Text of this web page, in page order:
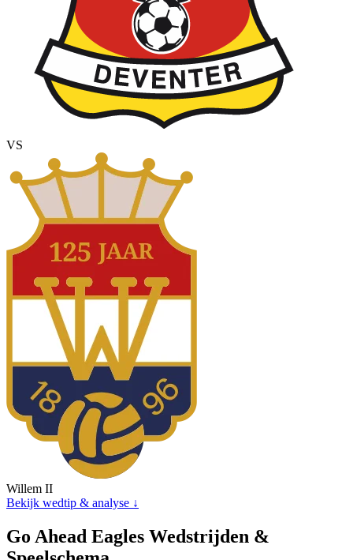
VS
Willem II
Bekijk wedtip & analyse ↓
Go Ahead Eagles Wedstrijden &